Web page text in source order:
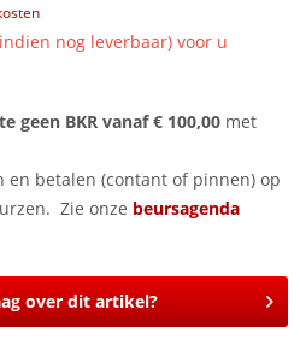
nog leverbaar) voor u
geen BKR vanaf € 100,00 met
betalen (contant of pinnen) op
Zie onze beursagenda
over dit artikel?